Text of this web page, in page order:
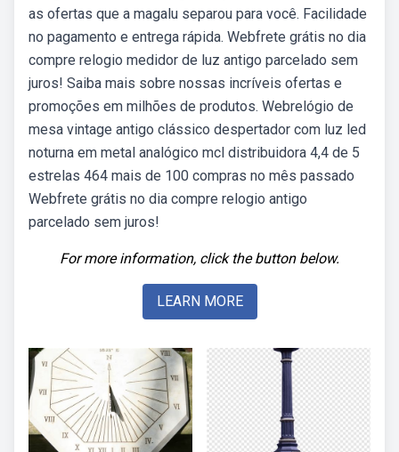
as ofertas que a magalu separou para você. Facilidade
no pagamento e entrega rápida. Webfrete grátis no dia
compre relogio medidor de luz antigo parcelado sem
juros! Saiba mais sobre nossas incríveis ofertas e
promoções em milhões de produtos. Webrelógio de
mesa vintage antigo clássico despertador com luz led
noturna em metal analógico mcl distribuidora 4,4 de 5
estrelas 464 mais de 100 compras no mês passado
Webfrete grátis no dia compre relogio antigo
parcelado sem juros!
For more information, click the button below.
LEARN MORE